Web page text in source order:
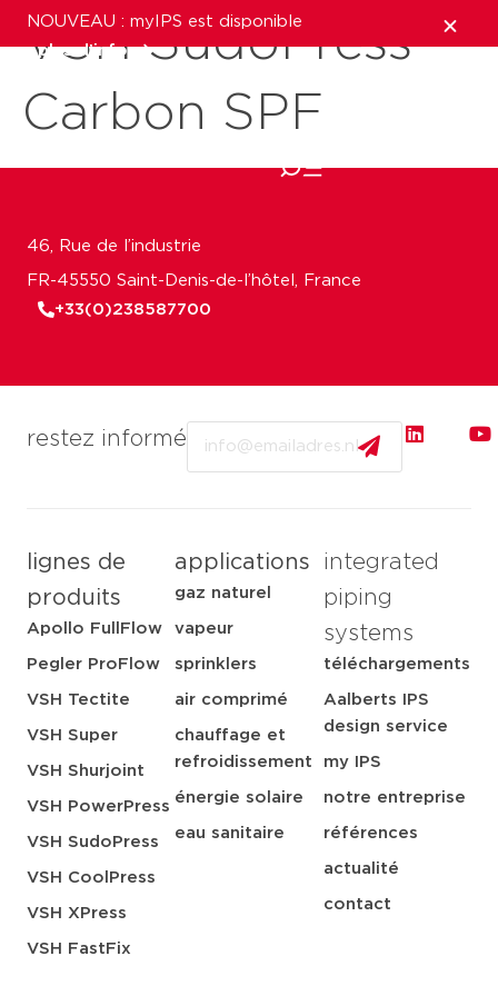
NOUVEAU : myIPS est disponible
plus d’infos
fermer
VSH SudoPress
Carbon SPF
restez informé
lignes de
produits
Apollo FullFlow
Pegler ProFlow
VSH Tectite
VSH Super
VSH Shurjoint
VSH PowerPress
VSH SudoPress
VSH CoolPress
VSH XPress
VSH FastFix
applications
gaz naturel
vapeur
sprinklers
air comprimé
chauffage et
refroidissement
énergie solaire
eau sanitaire
integrated
piping
systems
téléchargements
Aalberts IPS
design service
my IPS
notre entreprise
références
actualité
contact
46, Rue de l’industrie
FR-45550 Saint-Denis-de-l’hôtel, France
+33(0)238587700